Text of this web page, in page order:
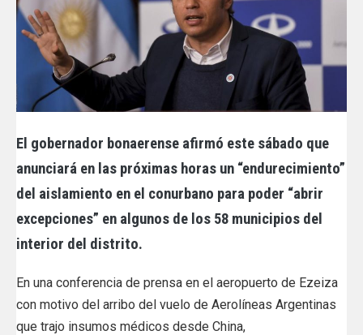
El gobernador bonaerense afirmó este sábado que
anunciará en las próximas horas un “endurecimiento”
del aislamiento en el conurbano para poder “abrir
excepciones” en algunos de los 58 municipios del
interior del distrito.
En una conferencia de prensa en el aeropuerto de Ezeiza
con motivo del arribo del vuelo de Aerolíneas Argentinas
que trajo insumos médicos desde China,